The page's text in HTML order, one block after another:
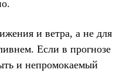
и ветра, а не для
Если в прогнозе
и непромокаемый